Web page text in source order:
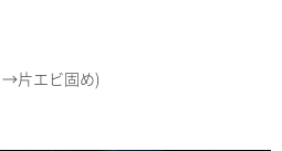
→片エビ固め)